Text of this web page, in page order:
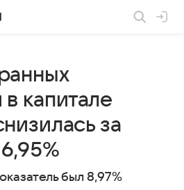
капитале
за
был 8,97%